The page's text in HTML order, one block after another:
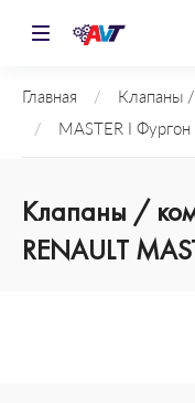
Главная / Клапаны
/
MASTER I Фургон
Клапаны /
RENAULT